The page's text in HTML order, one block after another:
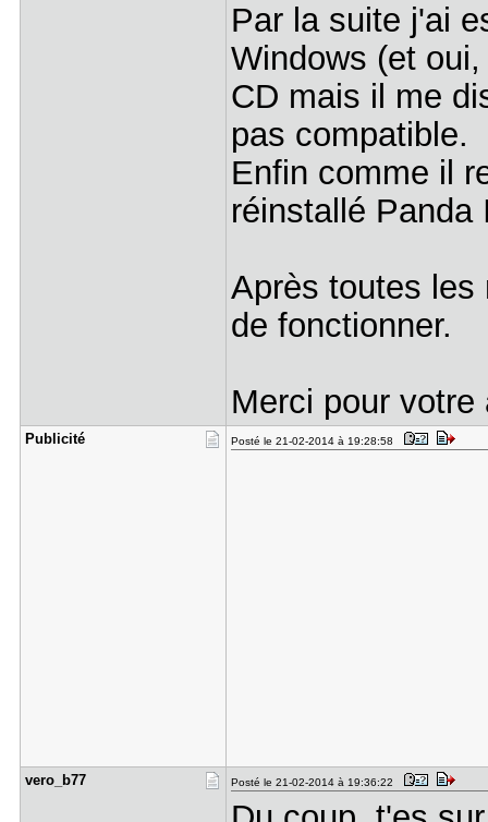
Par la suite j'ai
Windows (et
CD mais il me
pas compatible.
Enfin comme il
réinstallé Panda
Après toutes les
de fonctionner.
Merci pour votre
Publicité Posté le 21-02-2014 à 19:28:58
vero_b77 Posté le 21-02-2014 à 19:36:22